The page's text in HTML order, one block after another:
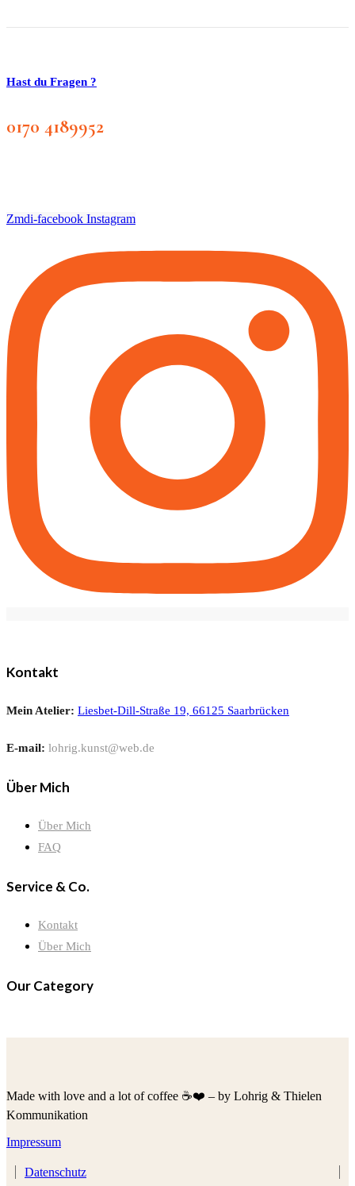
Hast du Fragen ?
0170 4189952
Zmdi-facebook Instagram
Kontakt
Mein Atelier: Liesbet-Dill-Straße 19, 66125 Saarbrücken
E-mail: lohrig.kunst@web.de
Über Mich
Über Mich
FAQ
Service & Co.
Kontakt
Über Mich
Our Category
Made with love and a lot of coffee ☕️❤️ – by Lohrig & Thielen
Kommunikation
Impressum
Datenschutz